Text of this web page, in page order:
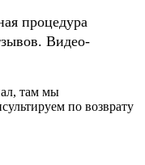
процедура
Видео-
там мы
по возврату